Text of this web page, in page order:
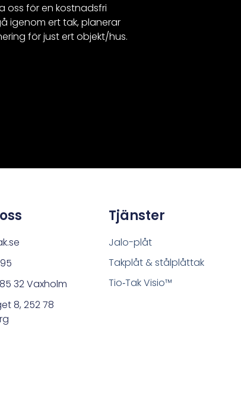
oss för en kostnadsfri
igenom ert tak, planerar
för just ert objekt/hus.
32 Vaxholm
8, 252 78
Tjänster
Jalo-plåt
Takplåt & stålplåttak
Tio‑Tak Visio™